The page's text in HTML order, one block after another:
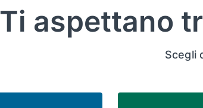
Ti aspettano
Scegli